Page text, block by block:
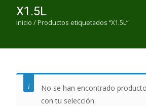
X1.5L
Inicio / Productos etiquetados “X1.5L”
No se han encontrado
con tu selección.